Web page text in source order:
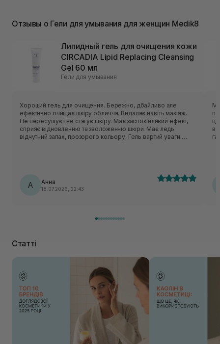
Отзывы о Гели для умывания для женщин Medik8
Липидный гель для очищения кожи
CIRCADIA Lipid Replacing Cleansing
Gel 60 мл
Гели для умывания
Хороший гель для очищення. Бережно, дбайливо але
ефективно очищає шкіру обличчя. Видаляє навіть макіяж.
Не пересушує і не стягує шкіру. Має заспокійливий ефект,
сприяє відновленню та зволоженню шкіри. Має ледь
відчутний запах, прозорого кольору. Гель вартий уваги.
А Анна
18.07.2026, 22:43
це саме
Статті